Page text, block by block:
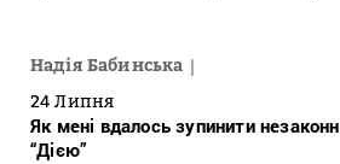
Надія Бабинська
24 Липня
Як мені вдалось зупинити
“Дією”